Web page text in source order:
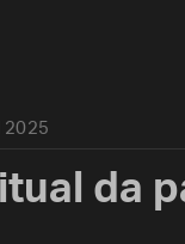
2025
da